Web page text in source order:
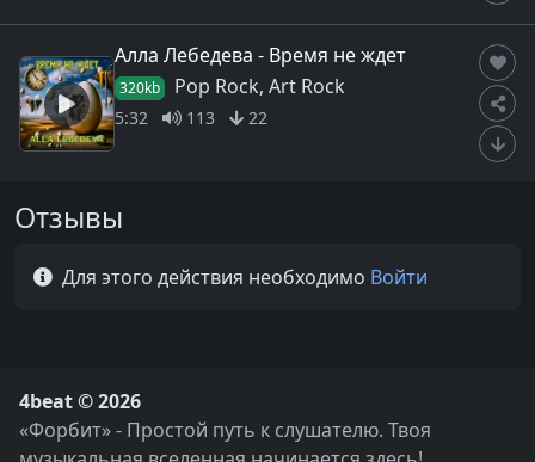
Алла Лебедева - Время не ждет
320kb Pop Rock, Art Rock
5:32 113 22
Отзывы
Для этого действия необходимо Войти
4beat © 2026
«Форбит» - Простой путь к слушателю. Твоя